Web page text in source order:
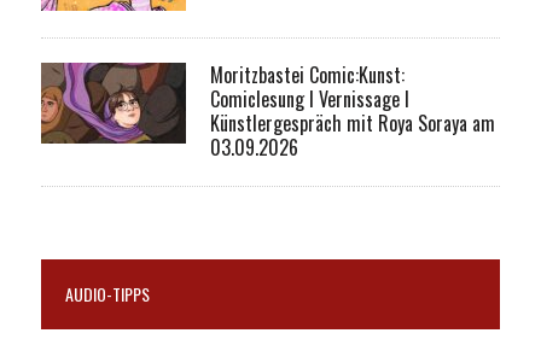
Moritzbastei Comic:Kunst:
Comiclesung I Vernissage I
Künstlergespräch mit Roya Soraya am
03.09.2026
AUDIO-TIPPS